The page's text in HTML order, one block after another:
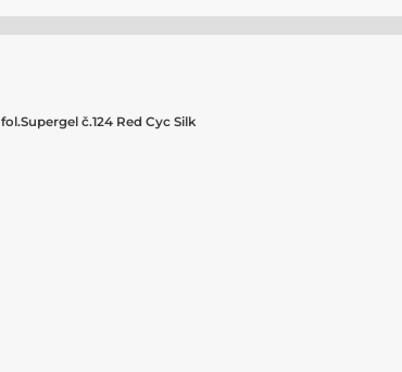
fol.Supergel č.124 Red Cyc Silk